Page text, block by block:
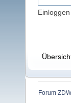
Forum